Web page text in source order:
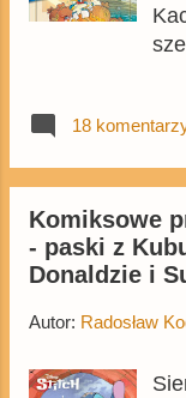
,
i
zł,
18
Komiksowe
- paski z
Donaldzie i
Autor: Radosław